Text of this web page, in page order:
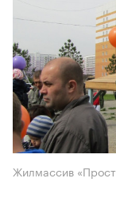
Жилмассив